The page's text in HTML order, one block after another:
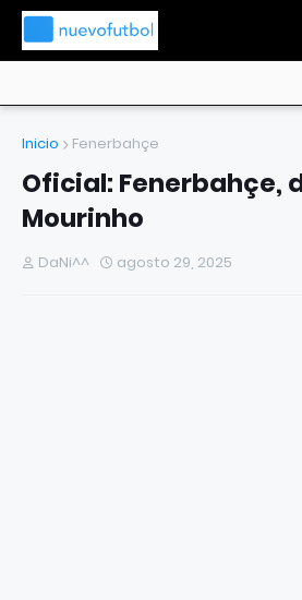
Inicio Fenerbahçe
Oficial: Fenerbahçe,
Mourinho
DaNi^^ agosto 29, 2025